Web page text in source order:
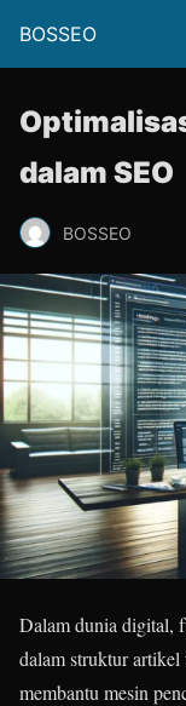
BOSSEO
dalam SEO
BOSSEO
Dalam dunia digital,
dalam struktur
membantu mesin